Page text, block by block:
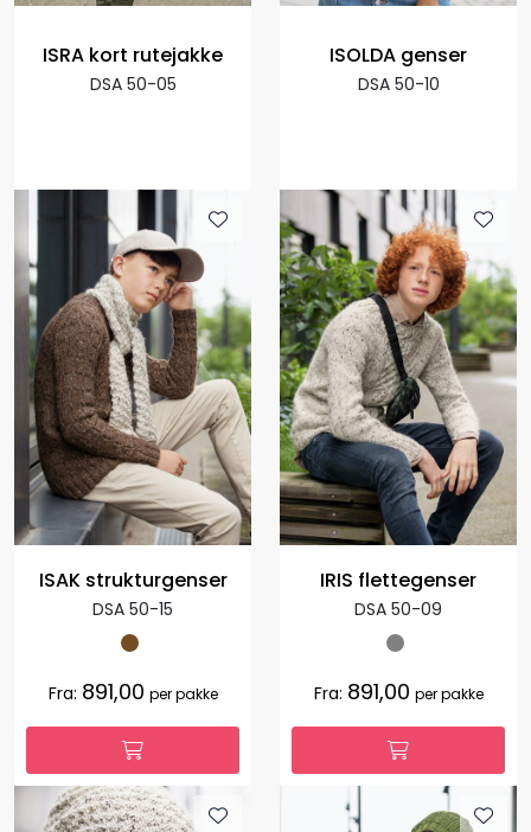
ISRA kort rutejakke
DSA 50-05
ISOLDA genser
DSA 50-10
ISAK strukturgenser
DSA 50-15
Fra: 891,00 per pakke
IRIS flettegenser
DSA 50-09
Fra: 891,00 per pakke